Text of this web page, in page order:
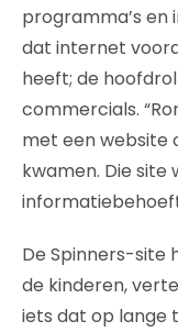
programma’s en
dat internet
heeft; de
commercials.
met een website
kwamen. Die site
De Spinners-site
de kinderen,
iets dat op lange